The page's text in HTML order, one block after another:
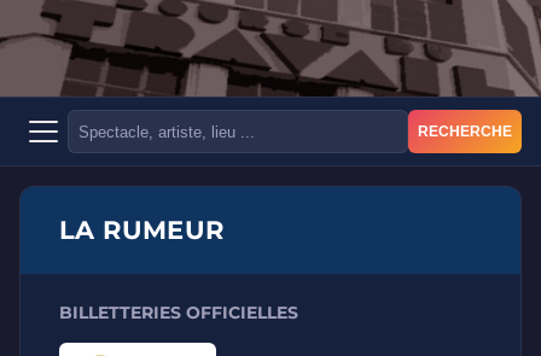
RECHERCHE
LA RUMEUR
BILLETTERIES OFFICIELLES